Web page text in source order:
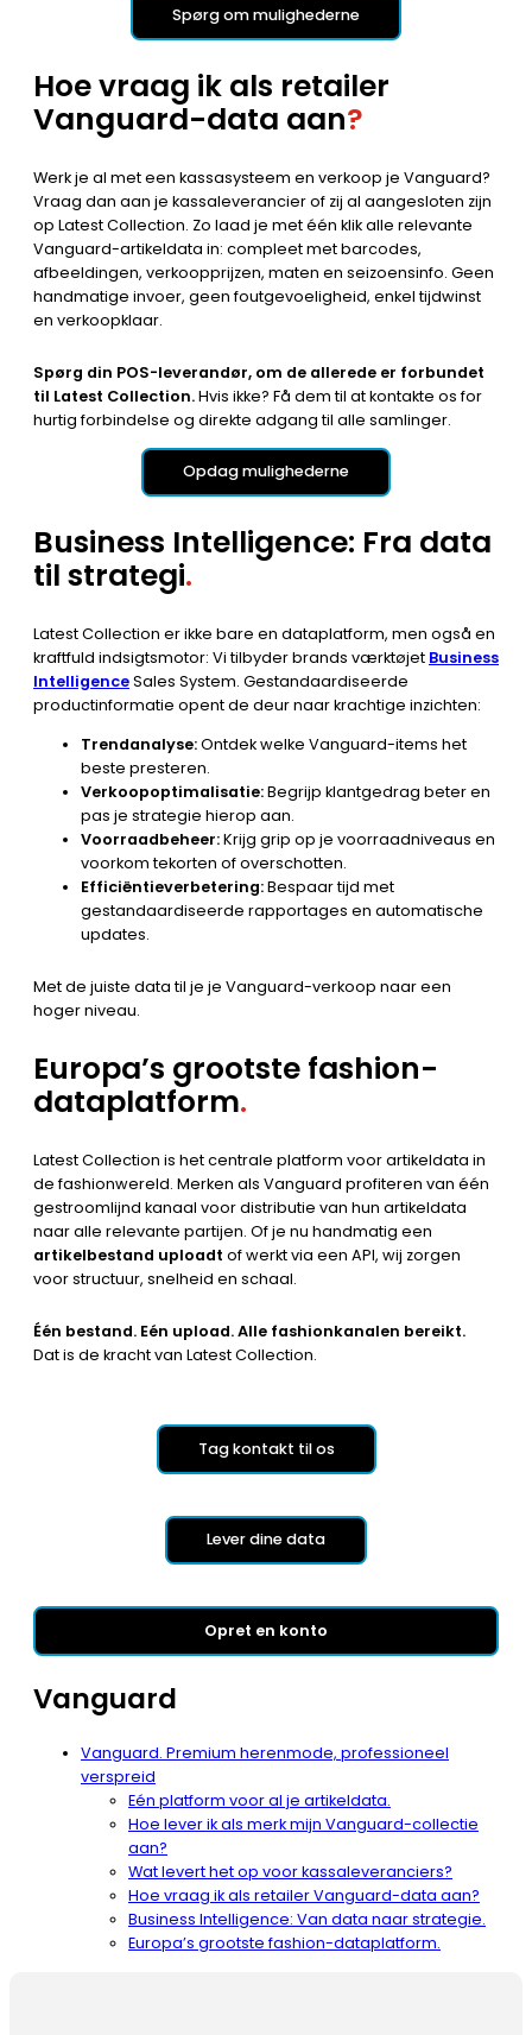
Spørg om mulighederne
Hoe vraag ik als retailer
Vanguard-data aan?
Werk je al met een kassasysteem en verkoop je Vanguard?
Vraag dan aan je kassaleverancier of zij al aangesloten zijn
op Latest Collection. Zo laad je met één klik alle relevante
Vanguard-artikeldata in: compleet met barcodes,
afbeeldingen, verkoopprijzen, maten en seizoensinfo. Geen
handmatige invoer, geen foutgevoeligheid, enkel tijdwinst
en verkoopklaar.
Spørg din POS-leverandør, om de allerede er forbundet
til Latest Collection.Hvis ikke? Få dem til at kontakte os for
hurtig forbindelse og direkte adgang til alle samlinger.
Opdag mulighederne
Business Intelligence: Fra data
til strategi.
Latest Collection er ikke bare en dataplatform, men også en
kraftfuld indsigtsmotor: Vi tilbyder brands værktøjet Business
IntelligenceSales System. Gestandaardiseerde
productinformatie opent de deur naar krachtige inzichten:
Trendanalyse:Ontdek welke Vanguard-items het
beste presteren.
Verkoopoptimalisatie:Begrijp klantgedrag beter en
pas je strategie hierop aan.
Voorraadbeheer:Krijg grip op je voorraadniveaus en
voorkom tekorten of overschotten.
Efficiëntieverbetering:Bespaar tijd met
gestandaardiseerde rapportages en automatische
updates.
Met de juiste data til je je Vanguard-verkoop naar een
hoger niveau.
Europa’s grootste fashion-
dataplatform.
Latest Collection is het centrale platform voor artikeldata in
de fashionwereld. Merken als Vanguard profiteren van één
gestroomlijnd kanaal voor distributie van hun artikeldata
naar alle relevante partijen. Of je nu handmatig een
artikelbestand uploadt of werkt via een API, wij zorgen
voor structuur, snelheid en schaal.
Één bestand. Eén upload. Alle fashionkanalen bereikt.
Dat is de kracht van Latest Collection.
Tag kontakt til os
Lever dine data
Opret en konto
Vanguard
Vanguard. Premium herenmode, professioneel
verspreid
Eén platform voor al je artikeldata.
Hoe lever ik als merk mijn Vanguard-collectie
aan?
Wat levert het op voor kassaleveranciers?
Hoe vraag ik als retailer Vanguard-data aan?
Business Intelligence: Van data naar strategie.
Europa’s grootste fashion-dataplatform.